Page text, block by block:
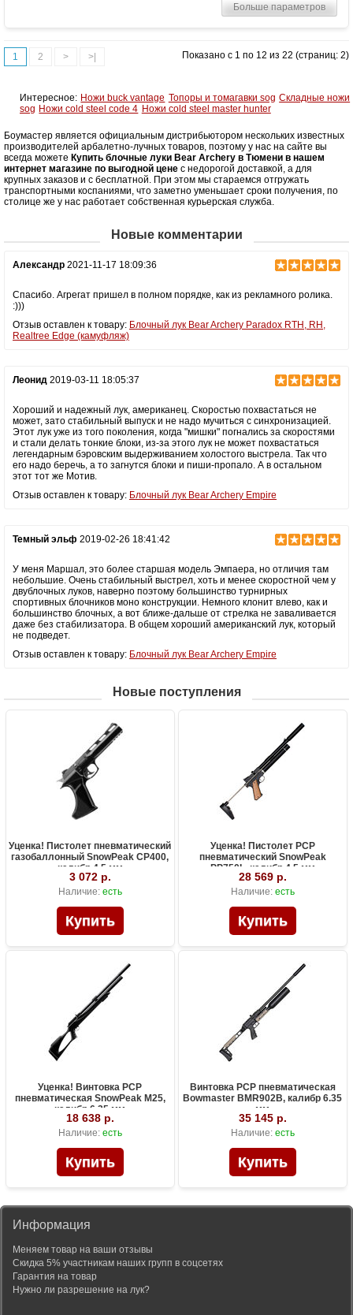
Длина растяжки
от 26.5 до 31 дюймов
Высота базы (дюймы)
Особенности
Тип тетивы и тросов: Bear Contra-Band
Больше параметров
1 2 > >| Показано с 1 по 12 из 22 (страниц: 2)
Интересное: Ножи buck vantage Топоры и томагавки sog Складные ножи
sog Ножи cold steel code 4 Ножи cold steel master hunter
Боумастер является официальным дистрибьютором нескольких известных
производителей арбалетно-лучных товаров, поэтому у нас на сайте вы
всегда можете Купить блочные луки Bear Archery в Тюмени в нашем
интернет магазине по выгодной цене с недорогой доставкой, а для
крупных заказов и с бесплатной. При этом мы стараемся отгружать
транспортными коспаниями, что заметно уменьшает сроки получения, по
столице же у нас работает собственная курьерская служба.
Новые комментарии
Александр 2021-11-17 18:09:36
Спасибо. Агрегат пришел в полном порядке, как из рекламного ролика.
:)))
Отзыв оставлен к товару: Блочный лук Bear Archery Paradox RTH, RH,
Realtree Edge (камуфляж)
Леонид 2019-03-11 18:05:37
Хороший и надежный лук, американец. Скоростью похвастаться не
может, зато стабильный выпуск и не надо мучиться с синхронизацией.
Этот лук уже из того поколения, когда "мишки" погнались за скоростями
и стали делать тонкие блоки, из-за этого лук не может похвастаться
легендарным бэровским выдерживанием холостого выстрела. Так что
его надо беречь, а то загнутся блоки и пиши-пропало. А в остальном
этот тот же Мотив.
Отзыв оставлен к товару: Блочный лук Bear Archery Empire
Темный эльф 2019-02-26 18:41:42
У меня Маршал, это более старшая модель Эмпаера, но отличия там
небольшие. Очень стабильный выстрел, хоть и менее скоростной чем у
двублочных луков, наверно поэтому большинство турнирных
спортивных блочников моно конструкции. Немного клонит влево, как и
большинство блочных, а вот ближе-дальше от стрелка не заваливается
даже без стабилизатора. В общем хороший американский лук, который
не подведет.
Отзыв оставлен к товару: Блочный лук Bear Archery Empire
Новые поступления
Уценка! Пистолет пневматический
газобаллонный SnowPeak CP400,
калибр 4.5 мм
3 072 р.
Наличие: есть
Уценка! Пистолет PCP
пневматический SnowPeak
PP750L, калибр 4.5 мм
28 569 р.
Наличие: есть
Уценка! Винтовка PCP
пневматическая SnowPeak M25,
калибр 6.35 мм
18 638 р.
Наличие: есть
Винтовка PCP пневматическая
Bowmaster BMR902B, калибр 6.35
мм
35 145 р.
Наличие: есть
Информация
Меняем товар на ваши отзывы
Скидка 5% участникам наших групп в соцсетях
Гарантия на товар
Нужно ли разрешение на лук?